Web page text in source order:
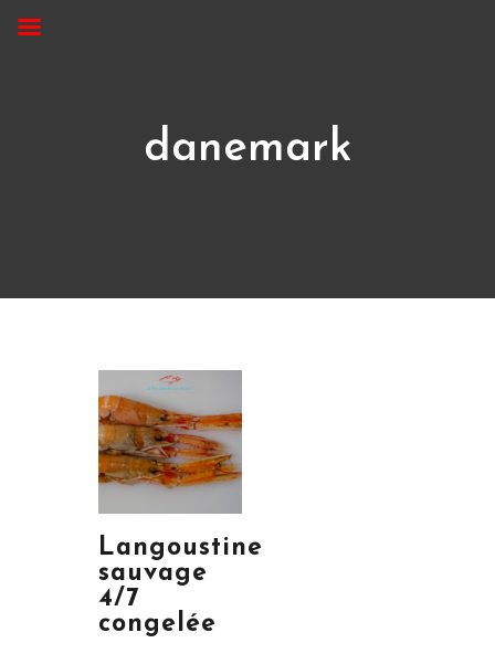
danemark
Langoustine
sauvage
4/7
congelée